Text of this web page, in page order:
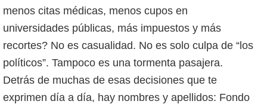
menos citas médicas, menos cupos en
universidades públicas, más impuestos y más
recortes? No es casualidad. No es solo culpa de “los
políticos”. Tampoco es una tormenta pasajera.
Detrás de muchas de esas decisiones que te
exprimen día a día, hay nombres y apellidos: Fondo